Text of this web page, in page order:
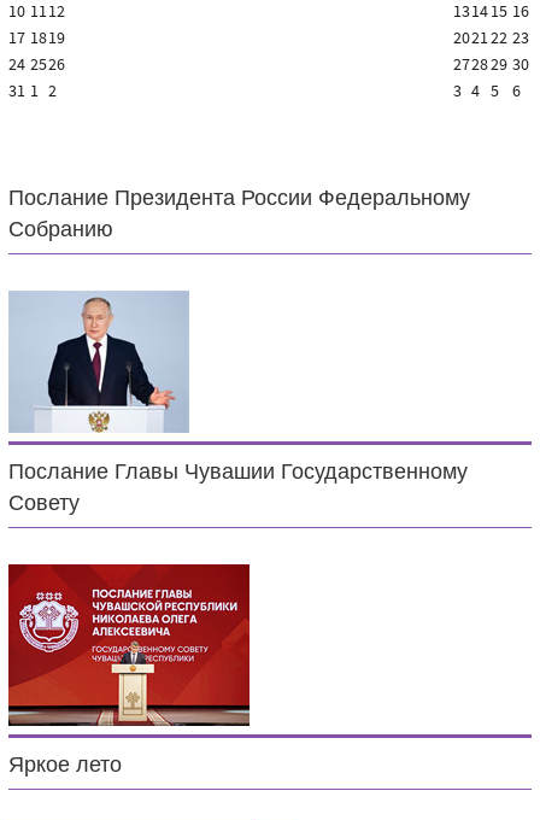
10 1112 131415 16
17 1819 202122 23
24 2526 272829 30
31 1 2 3 4 5 6
Послание Президента России Федеральному
Собранию
Послание Главы Чувашии Государственному
Совету
Яркое лето